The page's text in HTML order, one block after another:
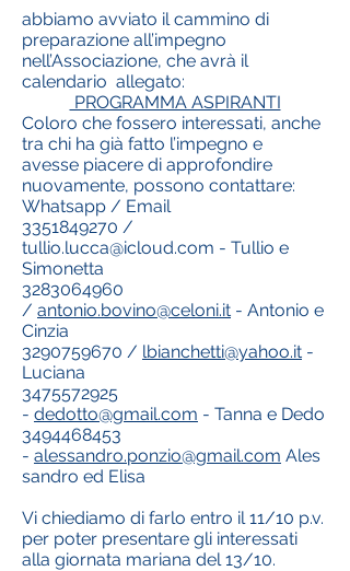
abbiamo avviato il cammino di
preparazione all’impegno
nell’Associazione, che avrà il
calendario allegato:
PROGRAMMA ASPIRANTI
Coloro che fossero interessati, anche
tra chi ha già fatto l’impegno e
avesse piacere di approfondire
nuovamente, possono contattare:
Whatsapp / Email
3351849270 /
tullio.lucca@icloud.com - Tullio e
Simonetta
3283064960
/ antonio.bovino@celoni.it - Antonio e
Cinzia
3290759670 / lbianchetti@yahoo.it -
Luciana
3475572925
- dedotto@gmail.com - Tanna e Dedo
3494468453
- alessandro.ponzio@gmail.com Ales
sandro ed Elisa
Vi chiediamo di farlo entro il 11/10 p.v.
per poter presentare gli interessati
alla giornata mariana del 13/10.